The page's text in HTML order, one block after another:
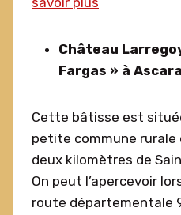
Château
Fargas » à
Cette bâtisse est
petite commune rurale
deux kilomètres de
On peut l’apercevoir
route départementale